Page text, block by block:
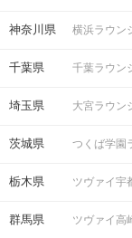
神奈川県 横浜ラウン
千葉県 千葉ラウン
埼玉県 大宮ラウン
茨城県 つくば学園
栃木県 ツヴァイ宇
群馬県 ツヴァイ高